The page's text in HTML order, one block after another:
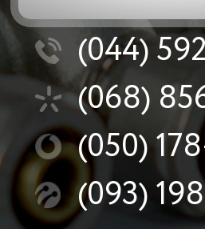
(044)
(068)
(050)
(093)